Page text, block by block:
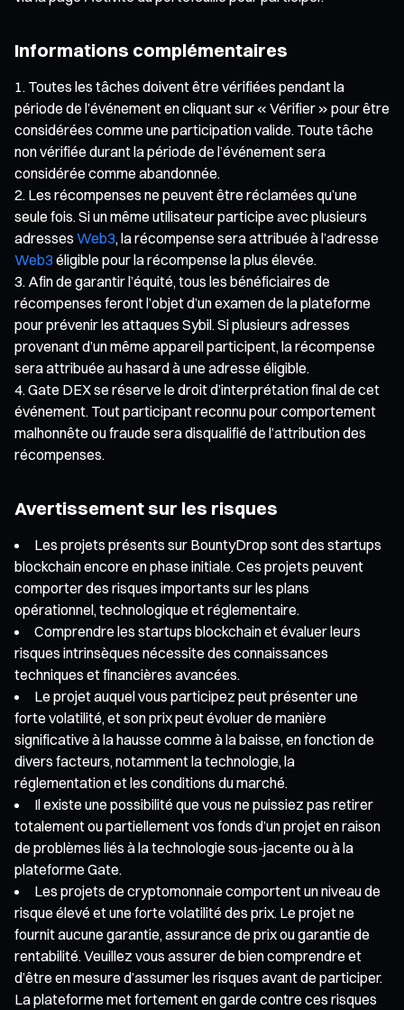
Informations complémentaires
Toutes les tâches doivent être vérifiées pendant la
période de l’événement en cliquant sur « Vérifier » pour être
considérées comme une participation valide. Toute tâche
non vérifiée durant la période de l’événement sera
considérée comme abandonnée.
Les récompenses ne peuvent être réclamées qu’une
seule fois. Si un même utilisateur participe avec plusieurs
adresses Web3, la récompense sera attribuée à l’adresse
Web3 éligible pour la récompense la plus élevée.
Afin de garantir l’équité, tous les bénéficiaires de
récompenses feront l’objet d’un examen de la plateforme
pour prévenir les attaques Sybil. Si plusieurs adresses
provenant d’un même appareil participent, la récompense
sera attribuée au hasard à une adresse éligible.
Gate DEX se réserve le droit d’interprétation final de cet
événement. Tout participant reconnu pour comportement
malhonnête ou fraude sera disqualifié de l’attribution des
récompenses.
Avertissement sur les risques
Les projets présents sur BountyDrop sont des startups
blockchain encore en phase initiale. Ces projets peuvent
comporter des risques importants sur les plans
opérationnel, technologique et réglementaire.
Comprendre les startups blockchain et évaluer leurs
risques intrinsèques nécessite des connaissances
techniques et financières avancées.
Le projet auquel vous participez peut présenter une
forte volatilité, et son prix peut évoluer de manière
significative à la hausse comme à la baisse, en fonction de
divers facteurs, notamment la technologie, la
réglementation et les conditions du marché.
Il existe une possibilité que vous ne puissiez pas retirer
totalement ou partiellement vos fonds d’un projet en raison
de problèmes liés à la technologie sous-jacente ou à la
plateforme Gate.
Les projets de cryptomonnaie comportent un niveau de
risque élevé et une forte volatilité des prix. Le projet ne
fournit aucune garantie, assurance de prix ou garantie de
rentabilité. Veuillez vous assurer de bien comprendre et
d’être en mesure d’assumer les risques avant de participer.
La plateforme met fortement en garde contre ces risques